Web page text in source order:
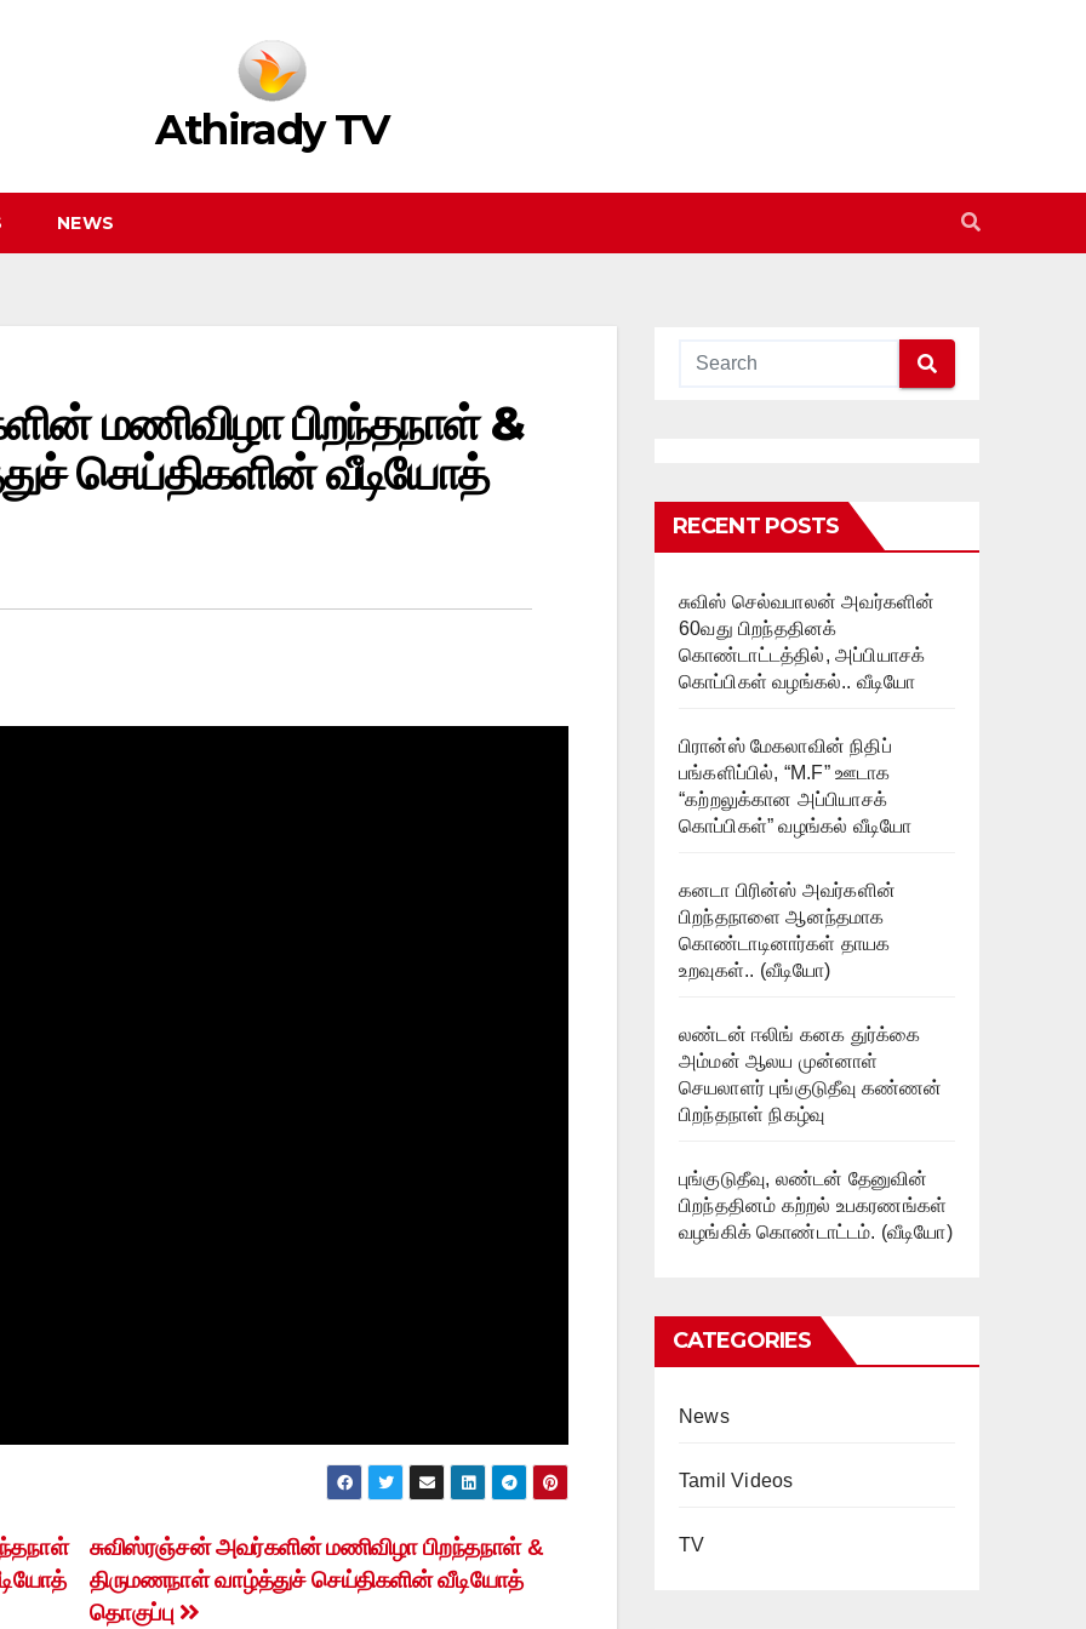
Athirady TV
NEWS
மணிவிழா பிறந்தநாள் &
செய்திகளின் வீடியோத்
சுவிஸ்ரஞ்சன் அவர்களின் மணிவிழா பிறந்தநாள் &
திருமணநாள் வாழ்த்துச் செய்திகளின் வீடியோத்
தொகுப்பு
RECENT POSTS
சுவிஸ் செல்வபாலன் அவர்களின்
60வது பிறந்ததினக்
கொண்டாட்டத்தில், அப்பியாசக்
கொப்பிகள் வழங்கல்.. வீடியோ
பிரான்ஸ் மேகலாவின் நிதிப்
பங்களிப்பில், “M.F” ஊடாக
“கற்றலுக்கான அப்பியாசக்
கொப்பிகள்” வழங்கல் வீடியோ
கனடா பிரின்ஸ் அவர்களின்
பிறந்தநாளை ஆனந்தமாக
கொண்டாடினார்கள் தாயக
உறவுகள்.. (வீடியோ)
லண்டன் ஈலிங் கனக துர்க்கை
அம்மன் ஆலய முன்னாள்
செயலாளர் புங்குடுதீவு கண்ணன்
பிறந்தநாள் நிகழ்வு
புங்குடுதீவு, லண்டன் தேனுவின்
பிறந்ததினம் கற்றல் உபகரணங்கள்
வழங்கிக் கொண்டாட்டம். (வீடியோ)
CATEGORIES
News
Tamil Videos
TV